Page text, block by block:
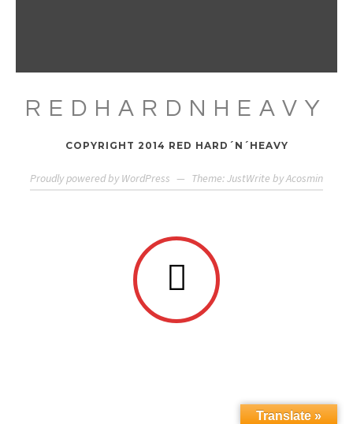
REDHARDNHEAVY
COPYRIGHT 2014 RED HARD´N´HEAVY
Proudly powered by WordPress — Theme: JustWrite byAcosmin
Translate »